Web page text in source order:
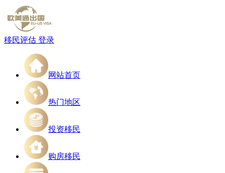
移民评估 登录
网站首页
热门地区
投资移民
购房移民